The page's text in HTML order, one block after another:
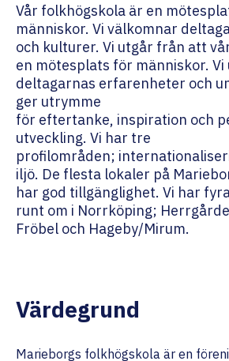
Vår folkhögskola är en
människor. Vi välkomnar
och kulturer. Vi utgår från att
en mötesplats för människor.
deltagarnas erfarenheter och
ger utrymme
för eftertanke, inspiration och
utveckling. Vi har tre
profilområden;
iljö. De flesta lokaler på
har god tillgänglighet. Vi har
runt om i Norrköping;
Fröbel och Hageby/Mirum.
Värdegrund
Marieborgs folkhögskola är en